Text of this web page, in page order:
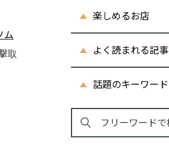
ム
取
楽しめるお店
よく読まれる記事
話題のキーワード